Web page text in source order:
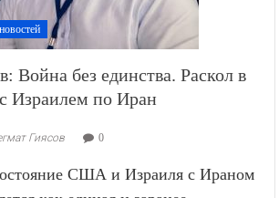
Война без единства. Раскол в
по Иран
Гиясов 0
США и Израиля с Ираном